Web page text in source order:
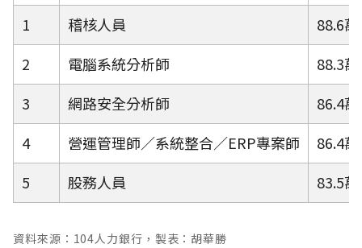
1
稽核人員
88.6萬
2
電腦系統分析師
88.3萬
3
網路安全分析師
86.4萬
4
營運管理師／系統整合／ERP專案師
86.4萬
5
股務人員 83.5萬
資料來源：104人力銀行，製表：胡華勝